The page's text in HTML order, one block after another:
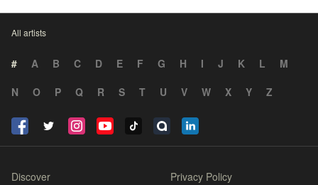
All artists
# A B C D E F G H I J K L
M
N
O P Q R S T U V W X Y Z
Discover Privacy Policy